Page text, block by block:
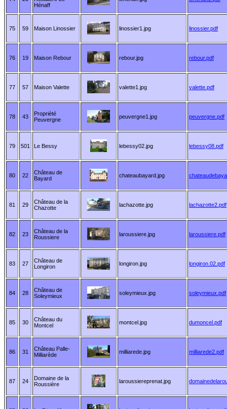
Hénaff
75 59 Maison Linossier linossier1.jpg linossier.pdf
76 19 Maison Rebour rebour.jpg rebour.pdf
77 57 Maison Valette valette1.jpg valette.pdf
78 43
Propriété
Peuvergne
peuvergne1.jpg peuvergne.pdf
79 501 Le Bessy lebessy02.jpg lebessy08.pdf
80 22
Château de
Bayard
chateaubayard.jpg
81 29
Château de la
Chazotte
lachazotte.jpg lachazotte2.pdf
82 23
Château de la
Roussiere
laroussiere.jpg laroussiere.pdf
83 27
Château de
Longiron
longiron.jpg longiron.02.pdf
84 28
Château de
Soleymieux
soleymieux.jpg soleymieux.pdf
85 30
Château du
Montcel
montcel.jpg dumoncel.pdf
86 31
Château Palle-
Milliarède
milliarede.jpg milliarede2.pdf
87 24
Domaine de la
Roussière
laroussiereprenat.jpg